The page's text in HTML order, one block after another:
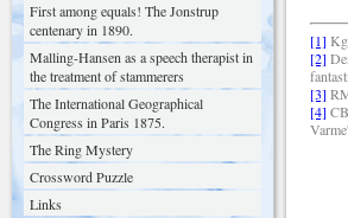
First among equals! The Jonstrup
centenary in 1890.
Malling-Hansen as a speech therapist in
the treatment of stammerers
The International Geographical
Congress in Paris 1875.
The Ring Mystery
Crossword Puzzle
Links
[1]
[2]
[3]
[4]